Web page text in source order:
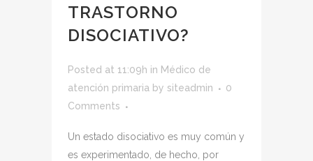
TRASTORNO
DISOCIATIVO?
Posted at 11:09h in Médico de
atención primaria by siteadmin
0
Comments
Un estado disociativo es muy común y
es experimentado, de hecho, por